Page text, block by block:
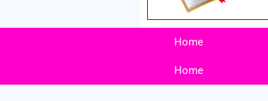
Home
Home